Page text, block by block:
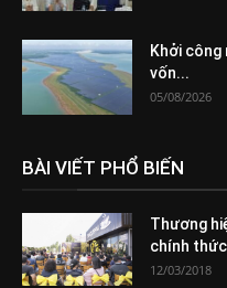
Khởi công
vốn...
05/08/2026
BÀI VIẾT PHỔ BIẾN
Thương
chính
12/03/2018